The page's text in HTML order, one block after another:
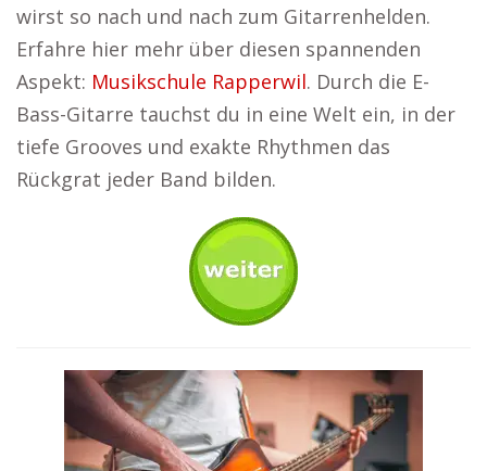
wirst so nach und nach zum Gitarrenhelden.
Erfahre hier mehr über diesen spannenden
Aspekt: Musikschule Rapperwil. Durch die E-
Bass-Gitarre tauchst du in eine Welt ein, in der
tiefe Grooves und exakte Rhythmen das
Rückgrat jeder Band bilden.